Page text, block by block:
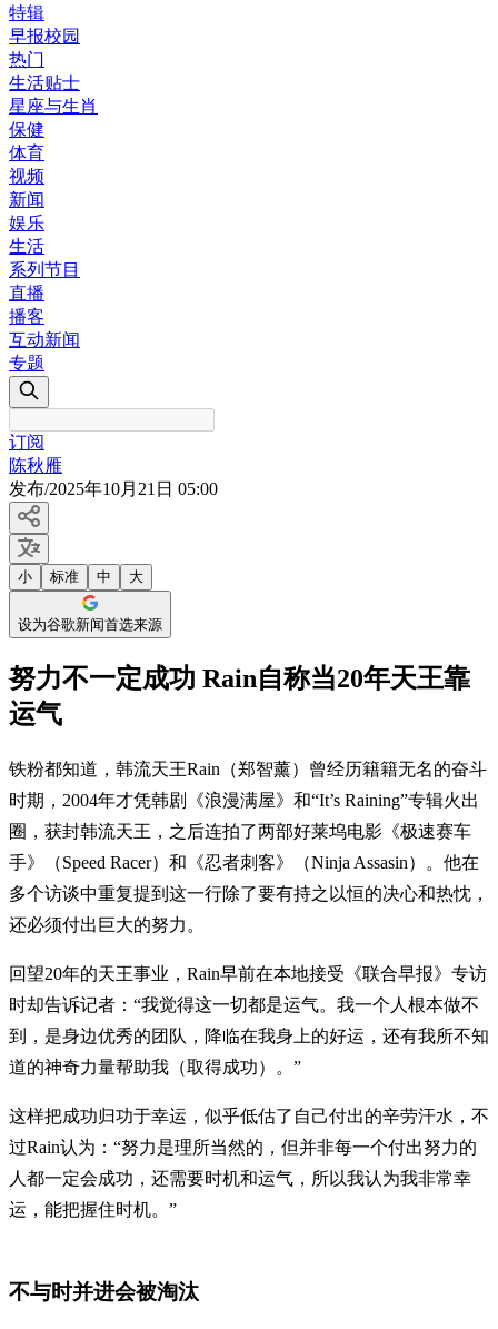
特辑
早报校园
热门
生活贴士
星座与生肖
保健
体育
视频
新闻
娱乐
生活
系列节目
直播
播客
互动新闻
专题
订阅
陈秋雁
发布/2025年10月21日 05:00
小 标准 中 大
设为谷歌新闻首选来源
努力不一定成功 Rain自称当20年天王靠
运气
铁粉都知道，韩流天王Rain（郑智薰）曾经历籍籍无名的奋斗
时期，2004年才凭韩剧《浪漫满屋》和“It’s Raining”专辑火出
圈，获封韩流天王，之后连拍了两部好莱坞电影《极速赛车
手》（Speed Racer）和《忍者刺客》（Ninja Assasin）。他在
多个访谈中重复提到这一行除了要有持之以恒的决心和热忱，
还必须付出巨大的努力。
回望20年的天王事业，Rain早前在本地接受《联合早报》专访
时却告诉记者：“我觉得这一切都是运气。我一个人根本做不
到，是身边优秀的团队，降临在我身上的好运，还有我所不知
道的神奇力量帮助我（取得成功）。”
这样把成功归功于幸运，似乎低估了自己付出的辛劳汗水，不
过Rain认为：“努力是理所当然的，但并非每一个付出努力的
人都一定会成功，还需要时机和运气，所以我认为我非常幸
运，能把握住时机。”
不与时并进会被淘汰